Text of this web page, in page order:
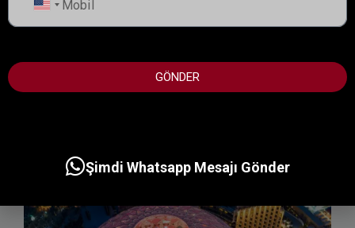
Başlayın fiyat:
Mina Rashid Yachts, Dubai
United
States
GÖNDER
Şimdi Whatsapp Mesajı Gönder